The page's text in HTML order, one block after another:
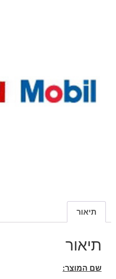
תיאור
תיאור
שם המוצר: